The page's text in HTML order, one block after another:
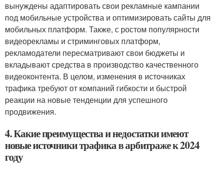
вынуждены адаптировать свои рекламные кампании
под мобильные устройства и оптимизировать сайты для
мобильных платформ. Также, с ростом популярности
видеорекламы и стриминговых платформ,
рекламодатели пересматривают свои бюджеты и
вкладывают средства в производство качественного
видеоконтента. В целом, изменения в источниках
трафика требуют от компаний гибкости и быстрой
реакции на новые тенденции для успешного
продвижения.
4. Какие преимущества и недостатки имеют
новые источники трафика в арбитраже к 2024
году